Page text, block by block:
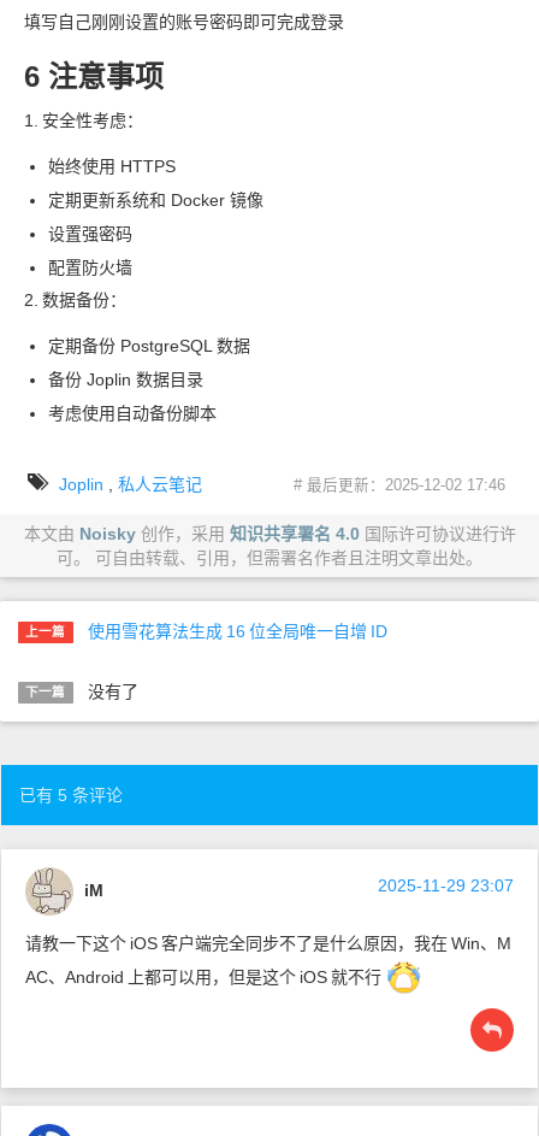
填写自己刚刚设置的账号密码即可完成登录
6 注意事项
1. 安全性考虑：
始终使用 HTTPS
定期更新系统和 Docker 镜像
设置强密码
配置防火墙
2. 数据备份：
定期备份 PostgreSQL 数据
备份 Joplin 数据目录
考虑使用自动备份脚本
Joplin 私人云笔记 # 最后更新：2025-12-02 17:46
本文由 Noisky创作，采用 知识共享署名 4.0国际许可协议进行许
可。 可自由转载、引用，但需署名作者且注明文章出处。
上一篇 使用雪花算法生成 16 位全局唯一自增 ID
下一篇 没有了
已有 5 条评论
iM 2025-11-29 23:07
请教一下这个 iOS客户端完全同步不了是什么原因，我在Win、M
AC、Android
上都可以用，但是这个 iOS就不行